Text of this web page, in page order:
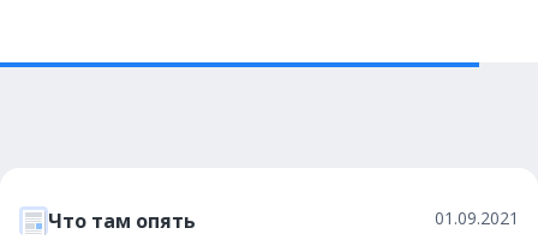
Что там опять 01.09.2021